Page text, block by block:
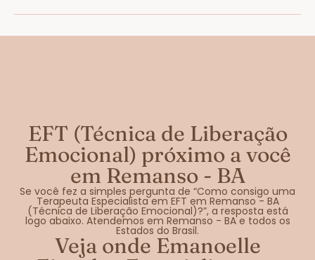
EFT (Técnica de Liberação
Emocional) próximo a você
em Remanso - BA
Se você fez a simples pergunta de “Como consigo uma
Terapeuta Especialista em EFT em Remanso - BA
(Técnica de Liberação Emocional)?”, a resposta está
logo abaixo. Atendemos em Remanso - BA e todos os
Estados do Brasil.
Veja onde Emanoelle